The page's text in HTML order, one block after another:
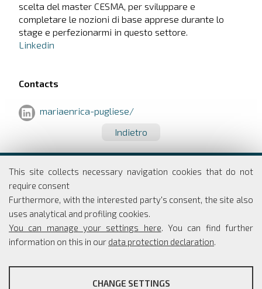
This site collects necessary navigation cookies that do not
require consent
Furthermore, with the interested party's consent, the site also
uses analytical and profiling cookies.
You can manage your settings here. You can find further
information on this in our data protection declaration.
PROFILING COOKIES
CHANGE SETTINGS
scelta del master CESMA, per sviluppare e
completare le nozioni di base apprese durante lo
stage e perfezionarmi in questo settore.
Linkedin
Contacts
mariaenrica-pugliese/
Indietro
Università degli studi di Roma
Via Columbia, 2
00133 Roma
Segreteria: Simona Rippo